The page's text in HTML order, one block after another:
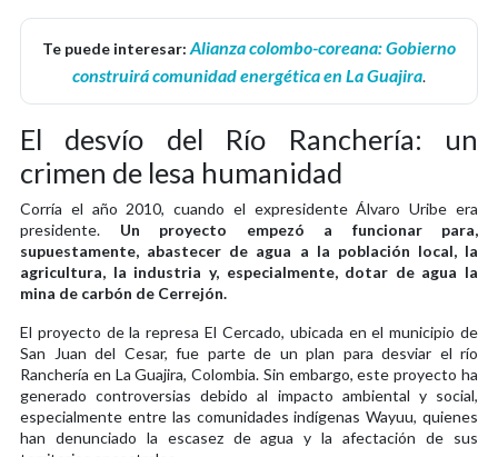
Te puede interesar: Alianza colombo-coreana: Gobierno
construirá comunidad energética en La Guajira.
El desvío del Río Ranchería: un
crimen de lesa humanidad
Corría el año 2010, cuando el expresidente Álvaro Uribe era
presidente. Un proyecto empezó a funcionar para,
supuestamente, abastecer de agua a la población local, la
agricultura, la industria y, especialmente, dotar de agua la
mina de carbón de Cerrejón.
El proyecto de la represa El Cercado, ubicada en el municipio de
San Juan del Cesar, fue parte de un plan para desviar el río
Ranchería en La Guajira, Colombia. Sin embargo, este proyecto ha
generado controversias debido al impacto ambiental y social,
especialmente entre las comunidades indígenas Wayuu, quienes
han denunciado la escasez de agua y la afectación de sus